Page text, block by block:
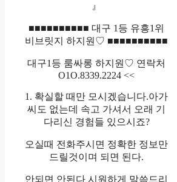
』
■■■■■■■■■■ 대구 1등 유흥1위
비브릿지 하지원♡ ■■■■■■■■■■
대구1등 룸싸롱 하지원♡ 연락처
O1O.8339.2224 <<
1. 확실할 때만 모시겠습니다.아가
씨도 없는데 속고 가셔서 오래 기
다리신 경험들 있으시죠?
오실때 전화주시면 정확한 정보만
드릴것이며 되면 된다.
안되면 안된다 시원하게 말씀드리